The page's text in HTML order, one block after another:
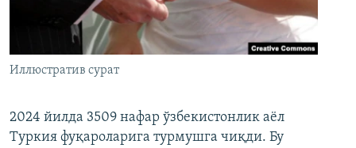
Иллюстратив сурат
2024 йилда 3509 нафар ўзбекистонлик аёл
Туркия фуқароларига турмушга чиқди. Бу